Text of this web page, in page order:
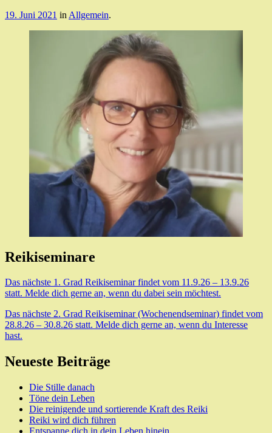
19. Juni 2021 in Allgemein.
Reikiseminare
Das nächste 1. Grad Reikiseminar findet vom 11.9.26 – 13.9.26
statt. Melde dich gerne an, wenn du dabei sein möchtest.
Das nächste 2. Grad Reikiseminar (Wochenendseminar) findet vom
28.8.26 – 30.8.26 statt. Melde dich gerne an, wenn du Interesse
hast.
Neueste Beiträge
Die Stille danach
Töne dein Leben
Die reinigende und sortierende Kraft des Reiki
Reiki wird dich führen